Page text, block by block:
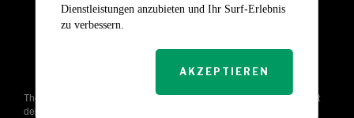
The Markets Watch wurde mit dem Ziel gegründet, die komplexe Welt
der Finanzmärkte zu entmystifizieren, und ist eine führende Online-
Dienstleistungen anzubieten und Ihr Surf-Erlebnis
zu verbessern.
AKZEPTIEREN